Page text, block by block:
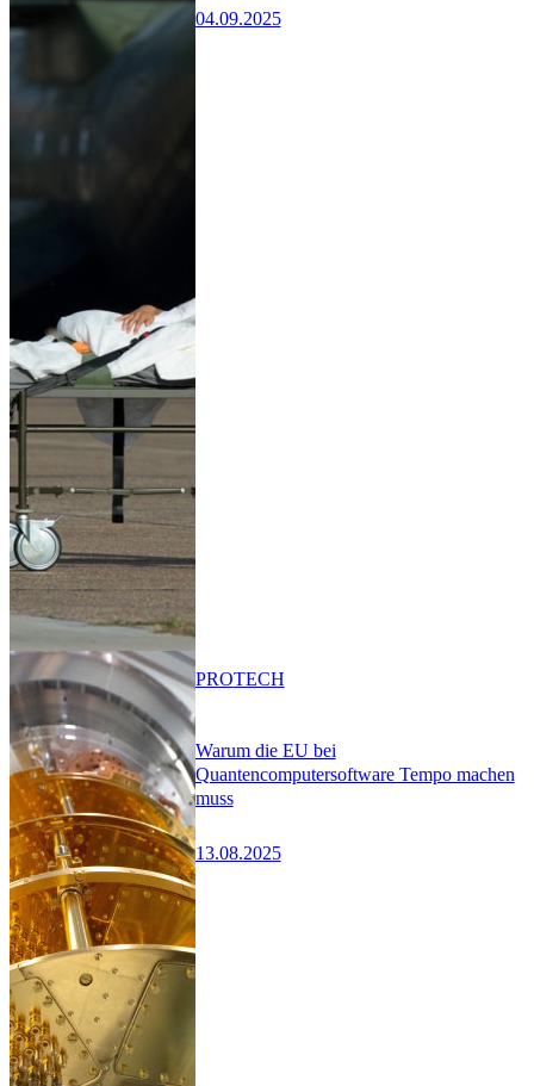
04.09.2025
Warum die EU bei
Quantencomputersoftware Tempo machen
muss
13.08.2025
PROTECH